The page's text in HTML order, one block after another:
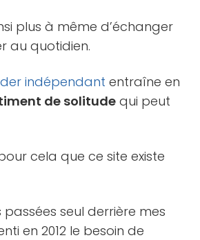
plus à même d’échanger
au quotidien.
indépendant entraîne en
de solitude qui peut
cela que ce site existe
seul derrière mes
en 2012 le besoin de